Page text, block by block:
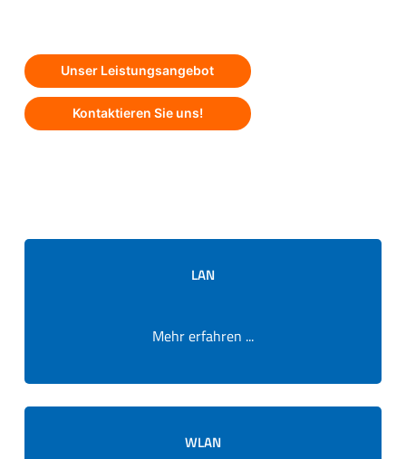
Unser Leistungsangebot
Kontaktieren Sie uns!
LAN
Mehr erfahren ...
WLAN